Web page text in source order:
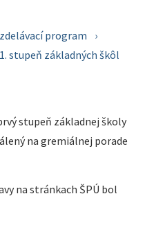
program
›
stupeň základných škôl
stupeň základnej školy
na gremiálnej porade
na stránkach ŠPÚ bol